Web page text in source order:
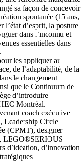
sa façon de concevoir
spontanée (15 ans,
l’état d’esprit, la posture
dans l’inconnu et
essentielles dans
les appliquer au
de l’adaptabilité, de la
le changement
que le Continuum de
d’introduire
Montréal.
coach exécutive
Leadership Circle
(CPMT), designer
LEGO®SERIOUS
d’idéation, d’innovation